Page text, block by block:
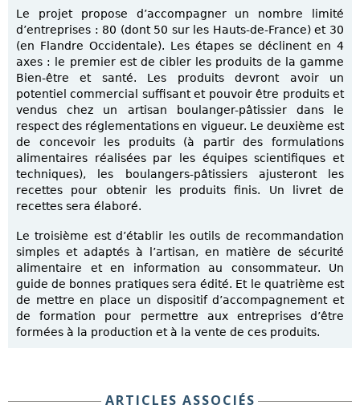
Le projet propose d’accompagner un nombre limité
d’entreprises : 80 (dont 50 sur les Hauts-de-France) et 30
(en Flandre Occidentale). Les étapes se déclinent en 4
axes : le premier est de cibler les produits de la gamme
Bien-être et santé. Les produits devront avoir un
potentiel commercial suffisant et pouvoir être produits et
vendus chez un artisan boulanger-pâtissier dans le
respect des réglementations en vigueur. Le deuxième est
de concevoir les produits (à partir des formulations
alimentaires réalisées par les équipes scientifiques et
techniques), les boulangers-pâtissiers ajusteront les
recettes pour obtenir les produits finis. Un livret de
recettes sera élaboré.
Le troisième est d’établir les outils de recommandation
simples et adaptés à l’artisan, en matière de sécurité
alimentaire et en information au consommateur. Un
guide de bonnes pratiques sera édité. Et le quatrième est
de mettre en place un dispositif d’accompagnement et
de formation pour permettre aux entreprises d’être
formées à la production et à la vente de ces produits.
ARTICLES ASSOCIÉS